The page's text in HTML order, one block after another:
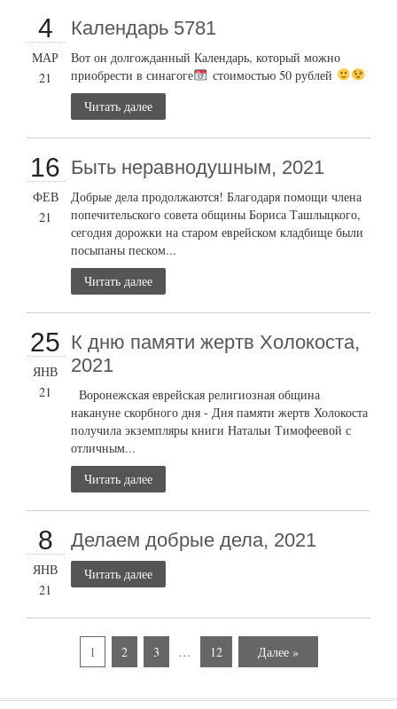
4
МАР
21
Календарь 5781
Вот он долгожданный Календарь, который можно
приобрести в синагоге
стоимостью 50 рублей
Читать далее
16
ФЕВ
21
Быть неравнодушным, 2021
Добрые дела продолжаются! Благодаря помощи члена
попечительского совета общины Бориса Ташлыцкого,
сегодня дорожки на старом еврейском кладбище были
посыпаны песком...
Читать далее
25
ЯНВ
21
К дню памяти жертв Холокоста,
2021
Воронежская еврейская религиозная община
накануне скорбного дня - Дня памяти жертв Холокоста
получила экземпляры книги Натальи Тимофеевой с
отличным...
Читать далее
8
ЯНВ
21
Делаем добрые дела, 2021
Читать далее
1 2 3 … 12 Далее »